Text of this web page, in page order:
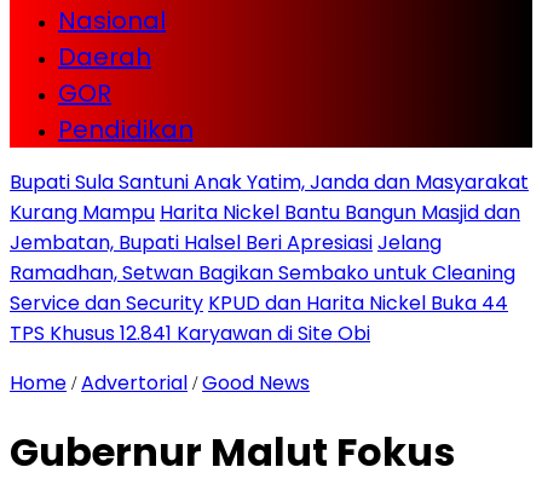
Nasional
Daerah
GOR
Pendidikan
Bupati Sula Santuni Anak Yatim, Janda dan Masyarakat
Kurang Mampu Harita Nickel Bantu Bangun Masjid dan
Jembatan, Bupati Halsel Beri ApresiasiJelang
Ramadhan, Setwan Bagikan Sembako untuk Cleaning
Service dan Security KPUD dan Harita Nickel Buka 44
TPS Khusus 12.841 Karyawan di Site Obi
Home /Advertorial /Good News
Gubernur Malut Fokus